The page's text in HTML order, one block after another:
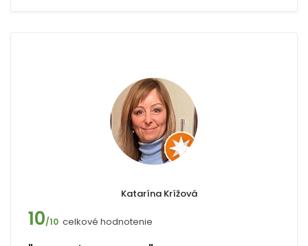
Katarína Krížová
10/10 celkové hodnotenie